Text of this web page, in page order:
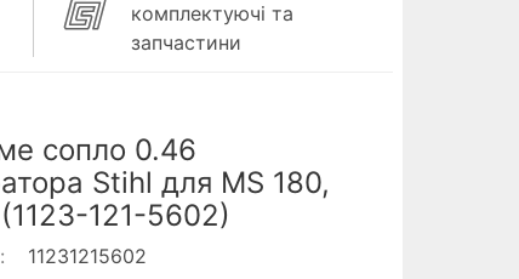
комплектуючі та
запчастини
сопло 0.46
Stihl для MS 180,
121-5602)
11231215602